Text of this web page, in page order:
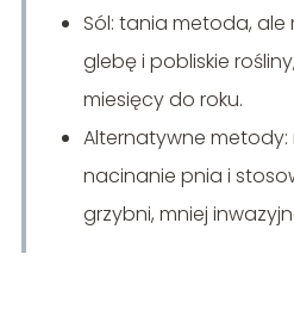
Sól: tania metoda, ale
glebę i pobliskie
miesięcy do roku.
Alternatywne
nacinanie pnia i
grzybni, mniej